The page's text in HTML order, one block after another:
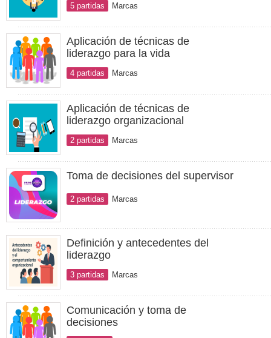
5 partidas Marcas
Aplicación de técnicas de
liderazgo para la vida
4 partidas Marcas
Aplicación de técnicas de
liderazgo organizacional
2 partidas Marcas
Toma de decisiones del supervisor
2 partidas Marcas
Definición y antecedentes del
liderazgo
3 partidas Marcas
Comunicación y toma de
decisiones